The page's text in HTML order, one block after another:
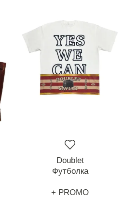
Doublet
Футболка
+ PROMO